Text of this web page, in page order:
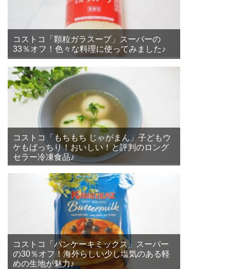
コストコ「顆粒ガラスープ」スーパーの
33％オフ！色々な料理に使ってみました♪
コストコ「もちもち じゃがまん」子どもウ
ケもばっちり！おいしい！と評判のロング
セラー冷凍食品♪
コストコ「パンケーキミックス」スーパー
の30％オフ！海外らしい少し塩気のある軽
めの生地が魅力♪